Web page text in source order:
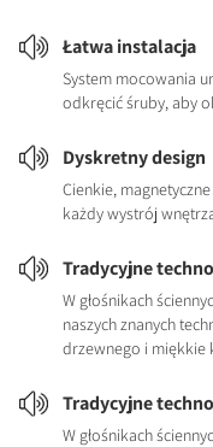
Łatwa instalacja
System mocowania
odkręcić śruby, aby
Dyskretny design
Cienkie,
każdy wystrój
Tradycyjne
W głośnikach
naszych znanych
drzewnego i miękkie
Tradycyjne
W głośnikach